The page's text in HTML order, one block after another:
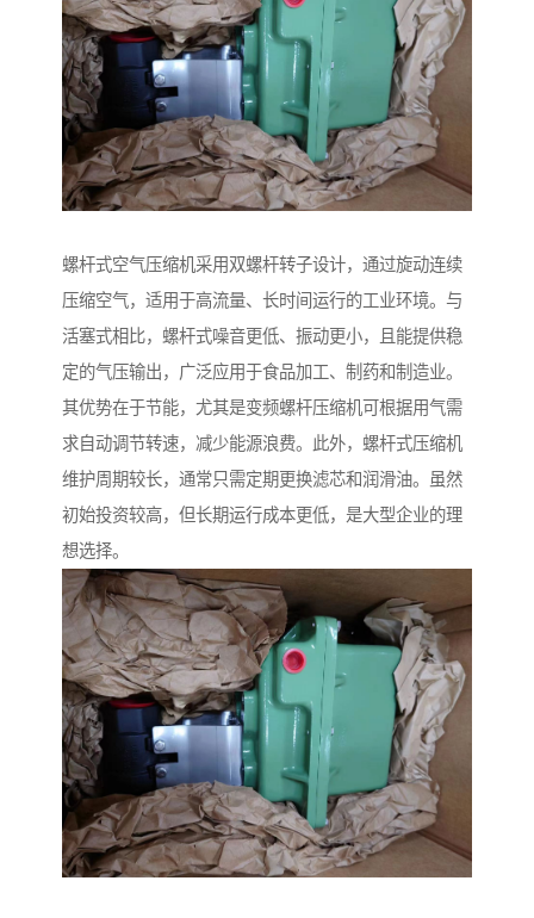
螺杆式空气压缩机采用双螺杆转子设计，通过旋动连续
压缩空气，适用于高流量、长时间运行的工业环境。与
活塞式相比，螺杆式噪音更低、振动更小，且能提供稳
定的气压输出，广泛应用于食品加工、制药和制造业。
其优势在于节能，尤其是变频螺杆压缩机可根据用气需
求自动调节转速，减少能源浪费。此外，螺杆式压缩机
维护周期较长，通常只需定期更换滤芯和润滑油。虽然
初始投资较高，但长期运行成本更低，是大型企业的理
想选择。